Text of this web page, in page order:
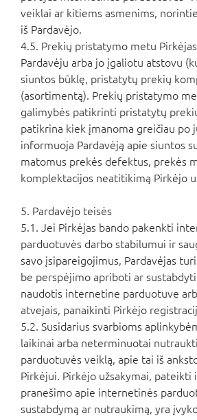
veiklai ar kitiems asmenims,
iš Pardavėjo.
4.5. Prekių pristatymo metu
Pardavėju arba jo įgaliotu atstovu
siuntos būklę, pristatytų prekių
(asortimentą). Prekių pristatymo
galimybės patikrinti pristatytų
patikrina kiek įmanoma greičiau po
informuoja Pardavėją apie siuntos
matomus prekės defektus, prekės
komplektacijos neatitikimą Pirkėjo
5. Pardavėjo teisės
5.1. Jei Pirkėjas bando pakenkti
parduotuvės darbo stabilumui ir
savo įsipareigojimus, Pardavėjas
be perspėjimo apriboti ar
naudotis internetine parduotuve
atvejais, panaikinti Pirkėjo
5.2. Susidarius svarbioms
laikinai arba neterminuotai
parduotuvės veiklą, apie tai iš
Pirkėjui. Pirkėjo užsakymai, pateikti
pranešimo apie internetinės
sustabdymą ar nutraukimą, yra